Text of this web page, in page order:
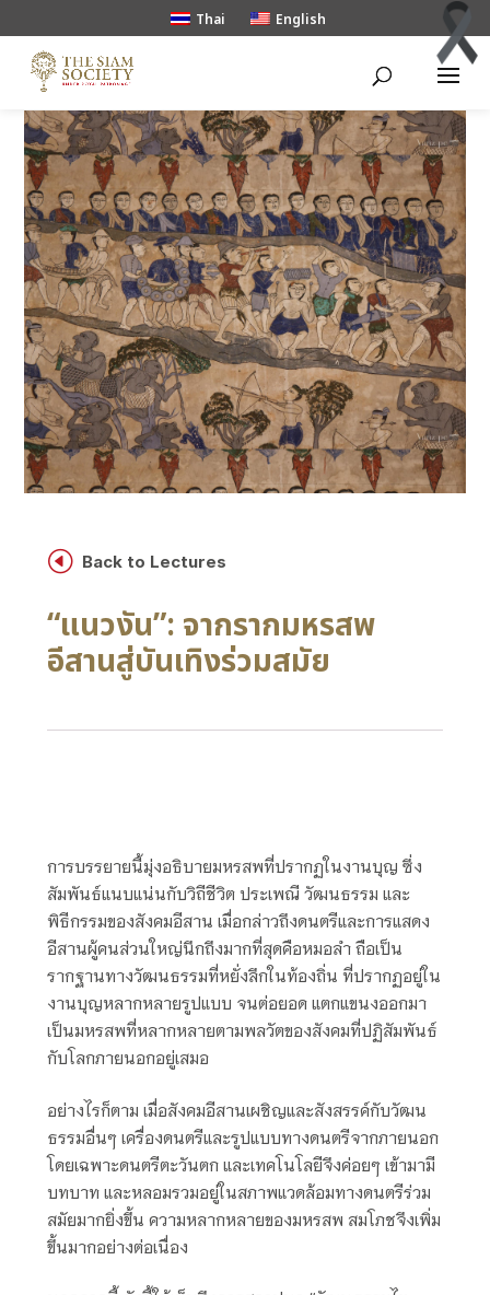
Thai English
H Back to Lectures
“แนวงัน”: จากรากมหรสพ
อีสานสู่บันเทิงร่วมสมัย
การบรรยายนี้มุ่งอธิบายมหรสพที่ปรากฏในงานบุญ ซึ่ง
สัมพันธ์แนบแน่นกับวิถีชีวิต ประเพณี วัฒนธรรม และ
พิธีกรรมของสังคมอีสาน เมื่อกล่าวถึงดนตรีและการแสดง
อีสานผู้คนส่วนใหญ่นึกถึงมากที่สุดคือหมอลำ ถือเป็น
รากฐานทางวัฒนธรรมที่หยั่งลึกในท้องถิ่น ที่ปรากฏอยู่ใน
งานบุญหลากหลายรูปแบบ จนต่อยอด แตกแขนงออกมา
เป็นมหรสพที่หลากหลายตามพลวัตของสังคมที่ปฏิสัมพันธ์
กับโลกภายนอกอยู่เสมอ
อย่างไรก็ตาม เมื่อสังคมอีสานเผชิญและสังสรรค์กับวัฒน
ธรรมอื่นๆ เครื่องดนตรีและรูปแบบทางดนตรีจากภายนอก
โดยเฉพาะดนตรีตะวันตก และเทคโนโลยีจึงค่อยๆ เข้ามามี
บทบาท และหลอมรวมอยู่ในสภาพแวดล้อมทางดนตรีร่วม
สมัยมากยิ่งขึ้น ความหลากหลายของมหรสพ สมโภชจึงเพิ่ม
ขึ้นมากอย่างต่อเนื่อง